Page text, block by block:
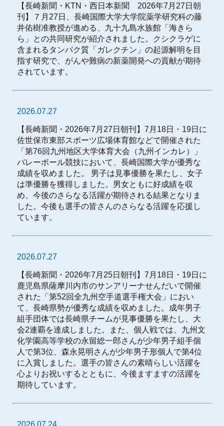
【長崎新聞・KTN・西日本新聞 2026年7月27日朝
刊】７月27日、長崎国際大学大学院薬学研究科の藤
井佑樹准教授が進める、九十九島水族館「海きら
ら」との共同研究が紹介されました。クシクラゲに
含まれるタンパク質「ガレクチン」の起源解明を目
指す研究で、がんや難病の新薬開発への貢献が期待
されています。
2026.07.27
【長崎新聞・2026年7月27日朝刊】7月18日・19日に
佐世保市東部スポーツ広場体育館などで開催された
「第76回九州地区大学体育大会（九州インカレ）」
バレーボール競技において、長崎国際大学が優秀な
成績を収めました。 男子は見事優勝を果たし、女子
は準優勝を獲得しました。男女ともに好成績を収
め、今後のさらなる活躍が期待される結果となりま
した。今後も選手の皆さんのさらなる活躍を応援し
ています。
2026.07.27
【長崎新聞・2026年7月25日朝刊】7月18日・19日に
鹿児島県薩摩川内市のサンアリーナせんだいで開催
された「第52回全九州空手道選手権大会」におい
て、長崎県勢が優秀な成績を収めました。成年男子
組手団体では長崎県チームが見事優勝を果たし、大
会2連覇を達成しました。また、個人戦では、九州文
化学園高等学校の永留総一郎さんが少年男子組手個
人で第3位、森永晃明さんが少年男子形個人で第4位
に入賞しました。選手の皆さんの素晴らしい活躍を
心よりお祝いするとともに、今後ますますの活躍を
期待しています。
2026.07.24